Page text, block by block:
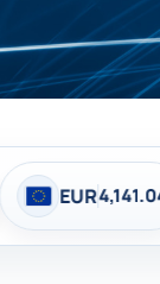
4,428.40